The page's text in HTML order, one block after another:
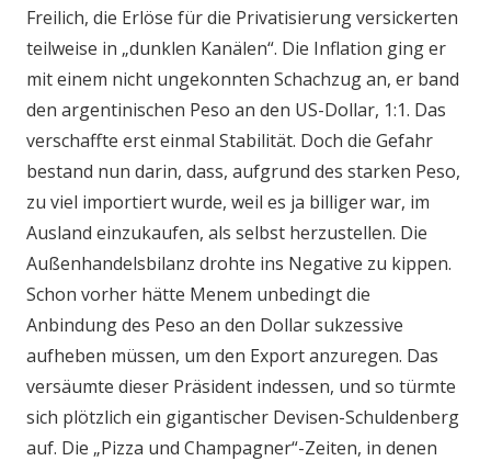
Freilich, die Erlöse für die Privatisierung versickerten
teilweise in „dunklen Kanälen“. Die Inflation ging er
mit einem nicht ungekonnten Schachzug an, er band
den argentinischen Peso an den US-Dollar, 1:1. Das
verschaffte erst einmal Stabilität. Doch die Gefahr
bestand nun darin, dass, aufgrund des starken Peso,
zu viel importiert wurde, weil es ja billiger war, im
Ausland einzukaufen, als selbst herzustellen. Die
Außenhandelsbilanz drohte ins Negative zu kippen.
Schon vorher hätte Menem unbedingt die
Anbindung des Peso an den Dollar sukzessive
aufheben müssen, um den Export anzuregen. Das
versäumte dieser Präsident indessen, und so türmte
sich plötzlich ein gigantischer Devisen-Schuldenberg
auf. Die „Pizza und Champagner“-Zeiten, in denen